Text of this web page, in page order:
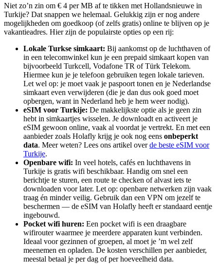
Niet zo’n zin om € 4 per MB af te tikken met Hollandsnieuwe in
Turkije? Dat snappen we helemaal. Gelukkig zijn er nog andere
mogelijkheden om goedkoop (of zelfs gratis) online te blijven op je
vakantieadres. Hier zijn de populairste opties op een rij:
Lokale Turkse simkaart: Bij aankomst op de luchthaven of
in een telecomwinkel kun je een prepaid simkaart kopen van
bijvoorbeeld Turkcell, Vodafone TR of Türk Telekom.
Hiermee kun je je telefoon gebruiken tegen lokale tarieven.
Let wel op: je moet vaak je paspoort tonen en je Nederlandse
simkaart even verwijderen (die je dan dus ook goed moet
opbergen, want in Nederland heb je hem weer nodig).
eSIM voor Turkije: De makkelijkste optie als je geen zin
hebt in simkaartjes wisselen. Je downloadt en activeert je
eSIM gewoon online, vaak al voordat je vertrekt. En met een
aanbieder zoals Holafly krijg je ook nog eens onbeperkt
data. Meer weten? Lees ons artikel overde beste eSIM voor
Turkije.
Openbare wifi: In veel hotels, cafés en luchthavens in
Turkije is gratis wifi beschikbaar. Handig om snel een
berichtje te sturen, een route te checken of alvast iets te
downloaden voor later. Let op: openbare netwerken zijn vaak
traag én minder veilig. Gebruik dan een VPN om jezelf te
beschermen — de eSIM van Holafly heeft er standaard eentje
ingebouwd.
Pocket wifi huren: Een pocket wifi is een draagbare
wifirouter waarmee je meerdere apparaten kunt verbinden.
Ideaal voor gezinnen of groepen, al moet je ’m wel zelf
meenemen en opladen. De kosten verschillen per aanbieder,
meestal betaal je per dag of per hoeveelheid data.